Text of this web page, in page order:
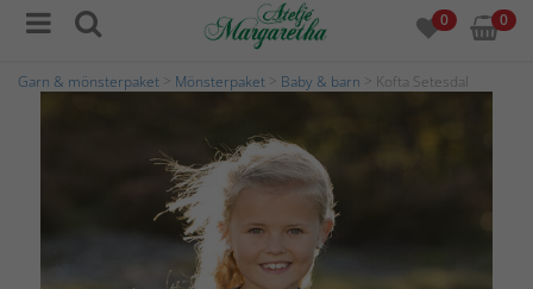
0 0
Garn & mönsterpaket Mönsterpaket Baby & barn > Kofta Setesdal